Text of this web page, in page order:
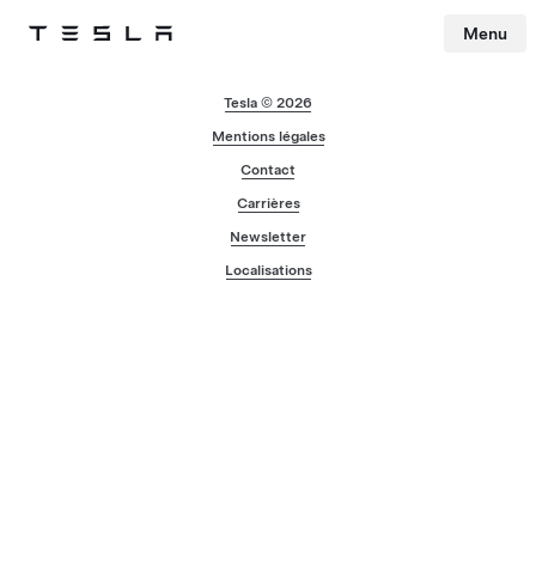
Tesla Menu
Tesla © 2026
Mentions légales
Contact
Carrières
Newsletter
Localisations